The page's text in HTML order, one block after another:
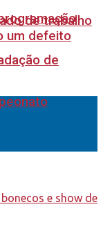
de
de trabalho
um defeito